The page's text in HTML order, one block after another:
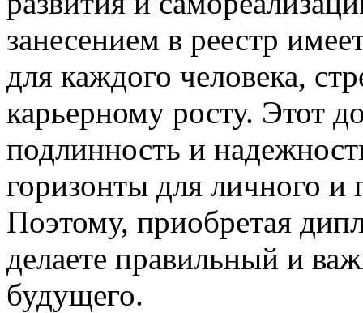
занесением в реестр
для каждого человека,
карьерному росту. Этот
подлинность и
горизонты для личного и
Поэтому, приобретая
делаете правильный и
будущего.